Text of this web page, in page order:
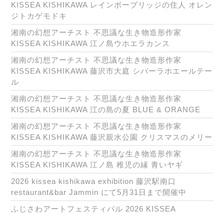
KISSEA KISHIKAWA レインボーブリッジの住人 オレン
ジトカゲモドキ
湘南の幻想アーチスト 不思議な生き物造形作家
KISSEA KISHIKAWA 江ノ島ウホエラカンス
湘南の幻想アーチスト 不思議な生き物造形作家
KISSEA KISHIKAWA 藤沢市大庭 シバーラホエールテー
ル
湘南の幻想アーチスト 不思議な生き物造形作家
KISSEA KISHIKAWA 江の島の夏 BLUE & ORANGE
湘南の幻想アーチスト 不思議な生き物造形作家
KISSEA KISHIKAWA 藤沢親水公園 クリスマスのメリー
湘南の幻想アーチスト 不思議な生き物造形作家
KISSEA KISHIKAWA 江ノ島 稚児の縁 青いヤギ
2026 kissea kishikawa exhibition 藤沢駅南口
restaurant&bar Jammin にて5月31日まで開催中
ふじさわアートフェスティバル 2026 KISSEA